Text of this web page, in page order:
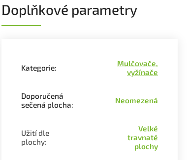
Doplňkové parametry
Kategorie:
Mulčovače,
vyžínače
Doporučená
sečená plocha: Neomezená
Užití dle
plochy:
Velké
travnaté
plochy